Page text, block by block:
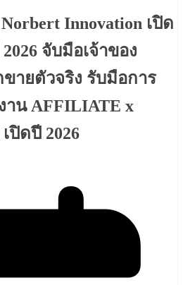
Innovation เปิด
จับมือเจ้าของ
ายตัวจริง รับมือการ
น AFFILIATE x
ปิดปี 2026